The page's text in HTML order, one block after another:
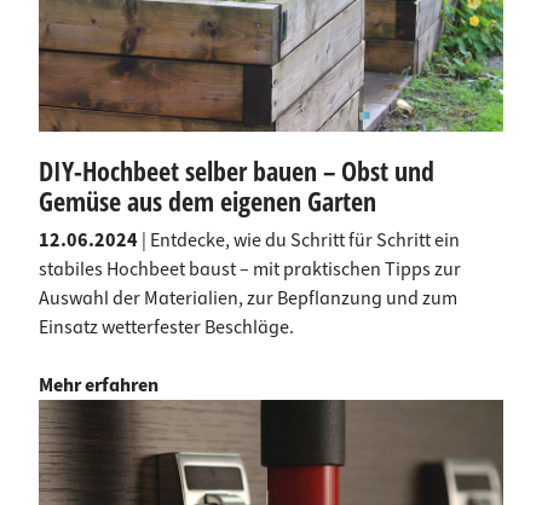
DIY-Hochbeet selber bauen – Obst und
Gemüse aus dem eigenen Garten
12.06.2024| Entdecke, wie du Schritt für Schritt ein
stabiles Hochbeet baust – mit praktischen Tipps zur
Auswahl der Materialien, zur Bepflanzung und zum
Einsatz wetterfester Beschläge.
Mehr erfahren